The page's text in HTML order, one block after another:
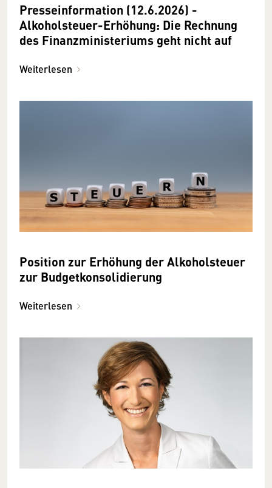
Presseinformation (12.6.2026) -
Alkoholsteuer-Erhöhung: Die Rechnung
des Finanzministeriums geht nicht auf
Weiterlesen
Position zur Erhöhung der Alkoholsteuer
zur Budgetkonsolidierung
Weiterlesen